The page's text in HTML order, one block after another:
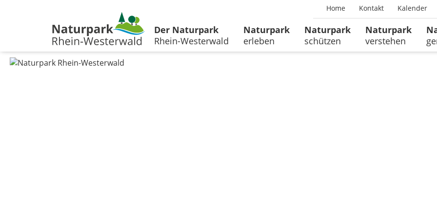
Home Kontakt Kalender
Der Naturpark
Rhein-Westerwald
Naturpark
erleben
Naturpark
schützen
Naturpark
verstehen